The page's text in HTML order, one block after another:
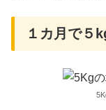
１カ月で５